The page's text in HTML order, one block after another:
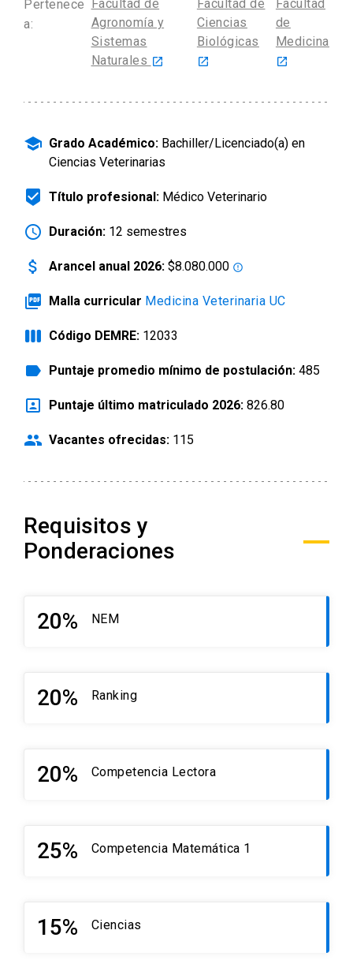
Información para
Admisión Postgrado
Pertenece
a:
Facultad de
Agronomía y
Sistemas
Naturales launch
Facultad de
Ciencias
Biológicas
launch
Facultad
de
Medicina
launch
school Grado Académico: Bachiller/Licenciado(a) en
Ciencias Veterinarias
beenhere Título profesional: Médico Veterinario
schedule Duración: 12 semestres
attach_money Arancel anual 2026: $8.080.000 error_outline
picture_as_pdf Malla curricular Medicina Veterinaria UC
view_week Código DEMRE: 12033
label Puntaje promedio mínimo de postulación: 485
portrait Puntaje último matriculado 2026: 826.80
people Vacantes ofrecidas: 115
Requisitos y
Ponderaciones
20% NEM
20% Ranking
20% Competencia Lectora
25% Competencia Matemática 1
15% Ciencias